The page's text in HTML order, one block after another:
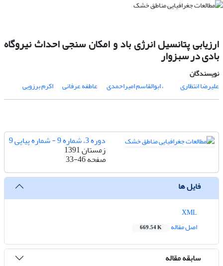
ارزیابی پتانسیل انرژی باد و امکان سنجی احداث نیروگاه
بادی در سبزوار
نویسندگان
علیرضا انتظاری
، ابوالقاسم امیراحمدی عاطفه عرفانی اکرم برزویی
دوره 3، شماره 9 - شماره پیاپی 9
زمستان 1391
صفحه33-46
فایل ها
اصل مقاله
669.54 K
سابقه مقاله